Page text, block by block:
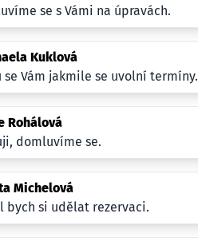
se s Vámi na úpravách.
Kuklová
se Vám jakmile se uvolní termíny.
Rohálová
domluvíme se.
Michelová
bych si udělat rezervaci.